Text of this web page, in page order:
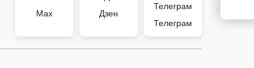
Max
Дзен
Телеграм